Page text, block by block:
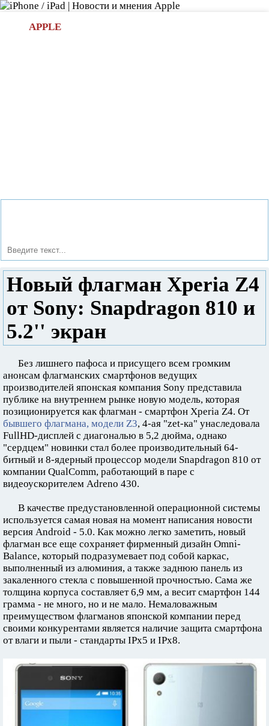
APPLE
Новый флагман Xperia Z4
от Sony: Snapdragon 810 и
5.2'' экран
Без лишнего пафоса и присущего всем громким
анонсам флагманских смартфонов ведущих
производителей японская компания Sony представила
публике на внутреннем рынке новую модель, которая
позиционируется как флагман - смартфон Xperia Z4. От
бывшего флагмана, модели Z3, 4-ая "zet-ка" унаследовала
FullHD-дисплей с диагональю в 5,2 дюйма, однако
"сердцем" новинки стал более производительный 64-
битный и 8-ядерный процессор модели Snapdragon 810 от
компании QualComm, работающий в паре с
видеоускорителем Adreno 430.
В качестве предустановленной операционной системы
используется самая новая на момент написания новости
версия Android - 5.0. Как можно легко заметить, новый
флагман все еще сохраняет фирменный дизайн Omni-
Balance, который подразумевает под собой каркас,
выполненный из алюминия, а также заднюю панель из
закаленного стекла с повышенной прочностью. Сама же
толщина корпуса составляет 6,9 мм, а весит смартфон 144
грамма - не много, но и не мало. Немаловажным
преимуществом флагманов японской компании перед
своими конкурентами является наличие защита смартфона
от влаги и пыли - стандарты IPx5 и IPx8.